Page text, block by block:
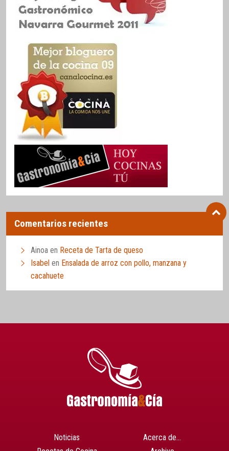
Comentarios recientes
Ainoa en Receta de Tarta de queso
Isabel en Ensalada de arroz con pollo, manzana y
cacahuete
Noticias
Acerca de…